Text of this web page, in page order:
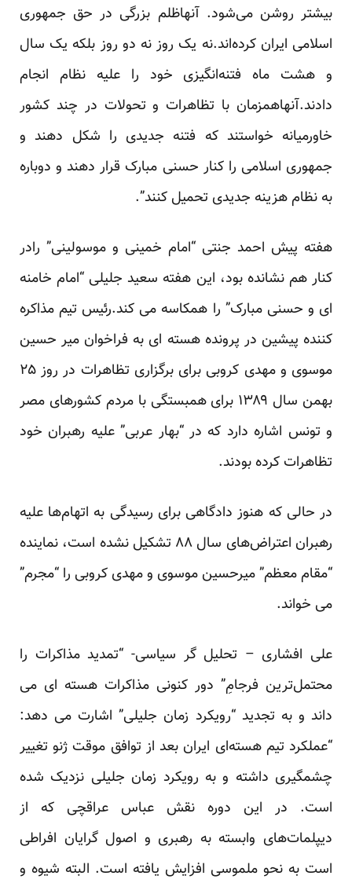
بیشتر روشن می‌شود. آنهاظلم بزرگی در حق جمهوری
اسلامی ایران کرده‌اند.نه یک روز نه دو روز بلکه یک سال
و هشت ماه فتنه‌انگیزی خود را علیه نظام انجام
دادند.آنهاهمزمان با تظاهرات و تحولات در چند کشور
خاورمیانه خواستند که فتنه جدیدی را شکل دهند و
جمهوری اسلامی را کنار حسنی مبارک قرار دهند و دوباره
به نظام هزینه جدیدی تحمیل کنند”.
هفته پیش احمد جنتی “امام خمینی و موسولینی” رادر
کنار هم نشانده بود، این هفته سعید جلیلی “امام خامنه
ای و حسنی مبارک” را همکاسه می کند.رئیس تیم مذاکره
کننده پیشین در پرونده هسته ای به فراخوان میر حسین
موسوی و مهدی کروبی برای برگزاری تظاهرات در روز ۲۵
بهمن سال ۱۳۸۹ برای همبستگی با مردم کشورهای مصر
و تونس اشاره دارد که در “بهار عربی” علیه رهبران خود
تظاهرات کرده بودند.
در حالی که هنوز دادگاهی برای رسیدگی به اتهام‌ها علیه
رهبران اعتراض‌های سال ۸۸ تشکیل نشده است، نماینده
“مقام معظم” میرحسین موسوی و مهدی کروبی را “مجرم”
می خواند.
علی افشاری – تحلیل گر سیاسی- “تمدید مذاکرات را
محتمل‌ترین فرجامِ” دور کنونی مذاکرات هسته ای می
داند و به تجدید “رویکرد زمان جلیلی” اشارت می دهد:
“عملکرد تیم هسته‌ای ایران بعد از توافق موقت ژنو تغییر
چشمگیری داشته و به رویکرد زمان جلیلی نزدیک شده
است. در این دوره نقش عباس عراقچی که از
دیپلمات‌های وابسته به رهبری و اصول گرایان افراطی
است به نحو ملموسی افزایش یافته است. البته شیوه و